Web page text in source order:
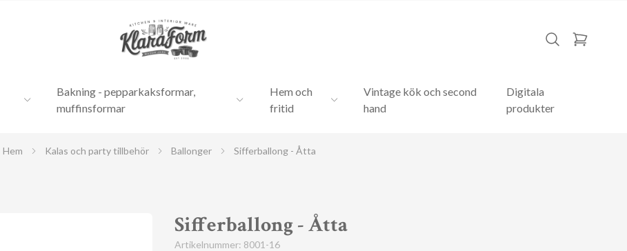
Bakning - pepparkaksformar,
muffinsformar
Hem och
fritid
Vintage kök och second
hand
Digitala
produkter
Hem Kalas och party tillbehör Ballonger Sifferballong - Åtta
Sifferballong - Åtta
Artikelnummer: 8001-16